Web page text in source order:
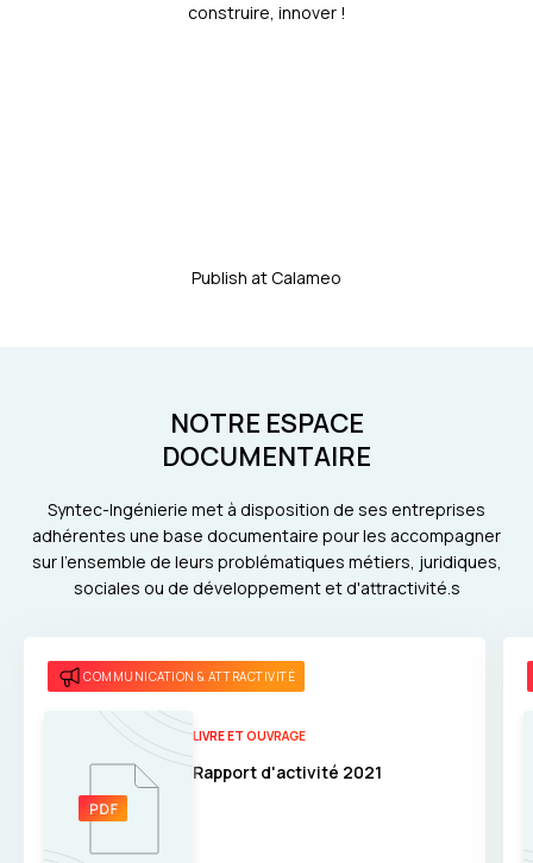
construire, innover !
Publish at Calameo
NOTRE ESPACE
DOCUMENTAIRE
Syntec-Ingénierie met à disposition de ses entreprises
adhérentes une base documentaire pour les accompagner
sur l'ensemble de leurs problématiques métiers, juridiques,
sociales ou de développement et d'attractivité.s
COMMUNICATION & ATTRACTIVITÉ
LIVRE ET OUVRAGE
Rapport d'activité 2021